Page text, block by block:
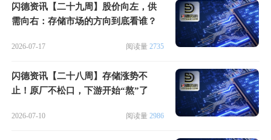
闪德资讯【二十九周】股价向左，供
需向右：存储市场的方向到底看谁？
2026-07-17 阅读量 2735
闪德资讯【二十八周】存储涨势不
止！原厂不松口，下游开始“熬”了
2026-07-10 阅读量 2986